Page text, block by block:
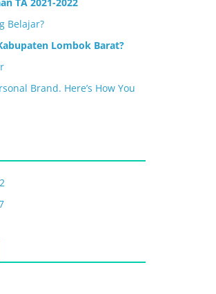
Belajar?
Lombok Barat?
Brand. Here’s How You